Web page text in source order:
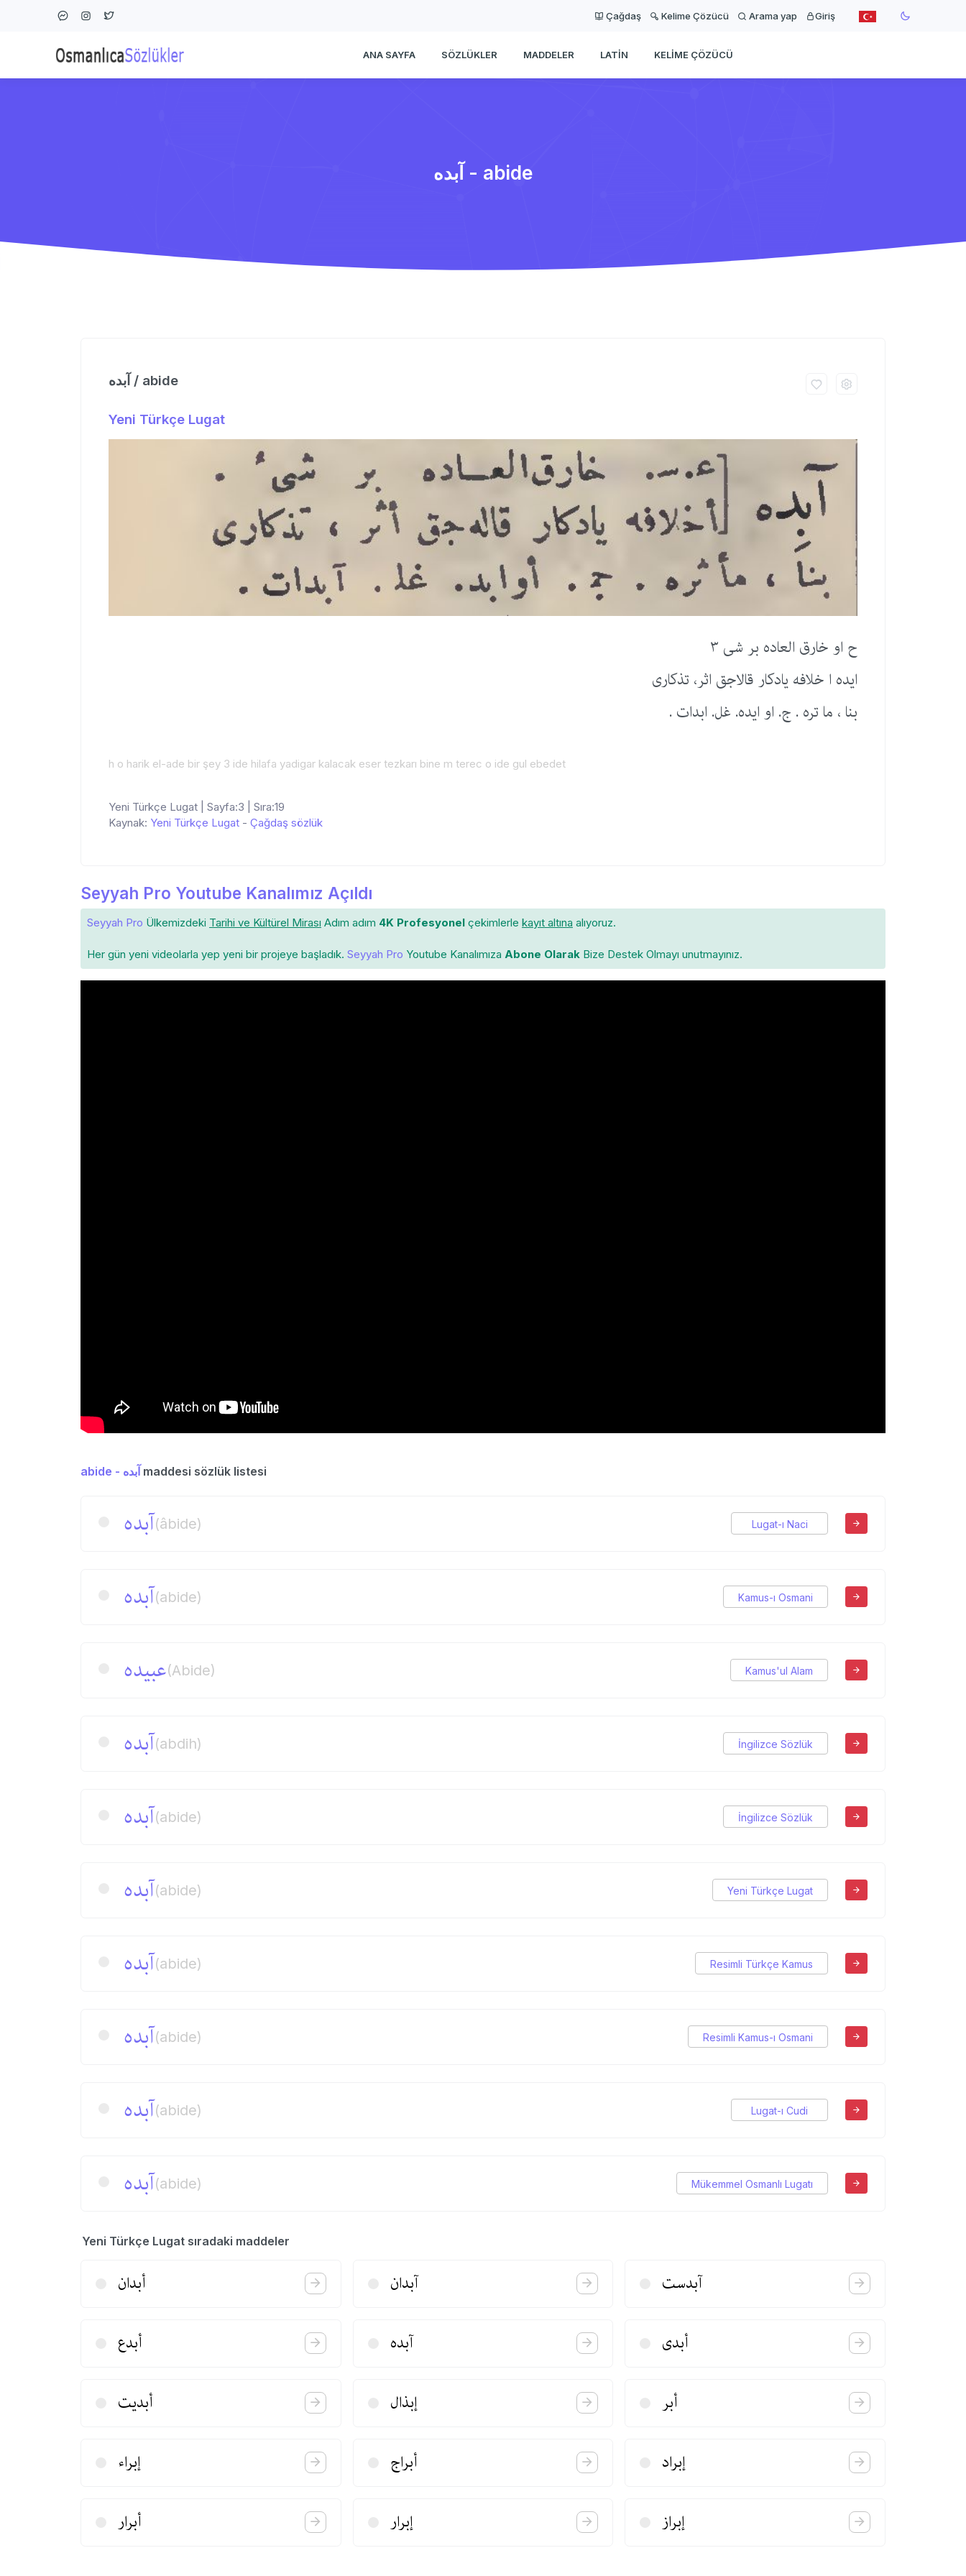
Çağdaş Kelime Çözücü Arama yap Giriş
ANA SAYFA SÖZLÜKLER MADDELER LATIN KELIME ÇÖZÜCÜ
آبده - abide
آبده / abide
Yeni Türkçe Lugat
ح او خارق العاده بر شی ٣
ایده ا خلافه یادكار قالاجق اثر، تذكاری
بنا ، ما تره . ج. او ایده. غل. ابدات .
h o harik el-ade bir şey 3 ide hilafa yadigar kalacak eser tezkarı bine m terec o ide gul ebedet
Yeni Türkçe Lugat | Sayfa:3 | Sıra:19
Kaynak: Yeni Türkçe Lugat - Çağdaş sözlük
Seyyah Pro Youtube Kanalımız Açıldı
Seyyah Pro Ülkemizdeki Tarihi ve Kültürel Mirası Adım adım 4K Profesyonel çekimlerle kayıt altına alıyoruz.
Her gün yeni videolarla yep yeni bir projeye başladık. Seyyah Pro Youtube Kanalımıza Abone Olarak Bize Destek Olmayı unutmayınız.
abide - آبده maddesi sözlük listesi
آبده(âbide) Lugat-ı Naci
آبده(abide) Kamus-ı Osmani
عبیدە(Abide) Kamus'ul Alam
آبده(abdih) İngilizce Sözlük
آبده(abide) İngilizce Sözlük
آبده(abide) Yeni Türkçe Lugat
آبده(abide) Resimli Türkçe Kamus
آبده(abide) Resimli Kamus-ı Osmani
آبده(abide) Lugat-ı Cudi
آبده(abide) Mükemmel Osmanlı Lugatı
Yeni Türkçe Lugat sıradaki maddeler
أبدان آبدان آبدست
أبدع آبده أبدی
أبدیت إبذال أبر
إبراء أبراج إبراد
أبرار إبرار إبراز